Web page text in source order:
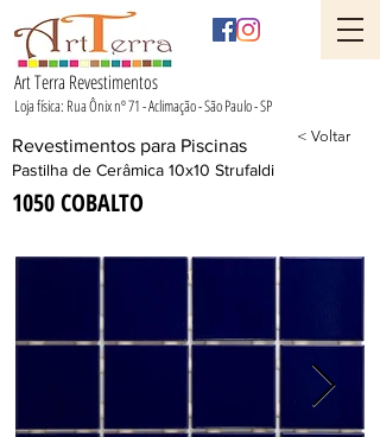
Art Terra Revestimentos
Loja física: Rua Ônix nº 71 - Aclimação - São Paulo - SP
Revestimentos para Piscinas < Voltar
Pastilha de Cerâmica 10x10 Strufaldi
1050 COBALTO